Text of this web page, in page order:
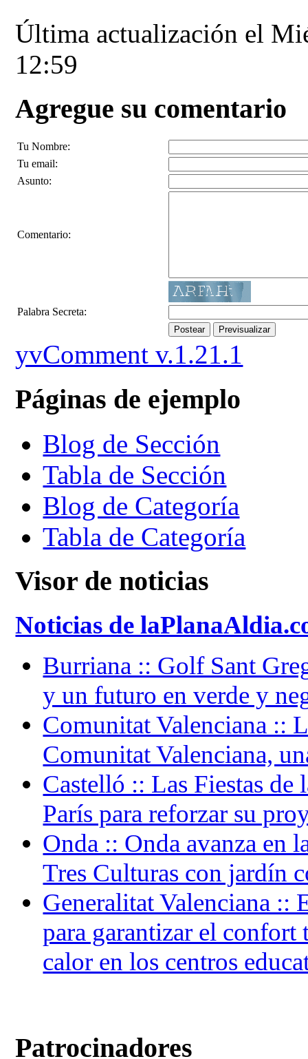
Última actualización el
12:59
Agregue su comentario
Tu Nombre:
Tu email:
Asunto:
Comentario:
Palabra Secreta:
Postear Previsualizar
yvComment v.1.21.1
Páginas de ejemplo
Blog de Sección
Tabla de Sección
Blog de Categoría
Tabla de Categoría
Visor de noticias
Noticias de
Burriana :: Golf Sant
y un futuro en verde y
Comunitat Valenciana ::
Comunitat Valenciana,
Castelló :: Las Fiestas de
París para reforzar su
Onda :: Onda avanza en
Tres Culturas con jardín
Generalitat Valenciana ::
para garantizar el
calor en los centros
Patrocinadores